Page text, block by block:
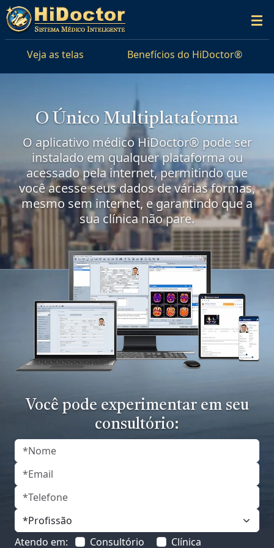
Veja as telas Benefícios do HiDoctor®
O Único Multiplataforma
O aplicativo médico HiDoctor® pode ser
instalado em qualquer plataforma ou
acessado pela internet, permitindo que
você acesse seus dados de várias formas,
mesmo sem internet, e garantindo que a
sua clínica não pare.
Você pode experimentar em seu
consultório:
Atendo em: Consultório Clínica